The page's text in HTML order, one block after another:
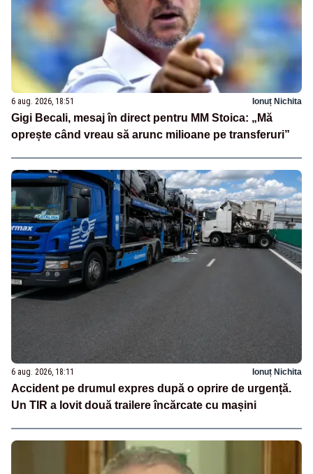
6 aug. 2026, 18:51 Ionuț Nichita
Gigi Becali, mesaj în direct pentru MM Stoica: „Mă
oprește când vreau să arunc milioane pe transferuri”
6 aug. 2026, 18:11 Ionuț Nichita
Accident pe drumul expres după o oprire de urgență.
Un TIR a lovit două trailere încărcate cu mașini